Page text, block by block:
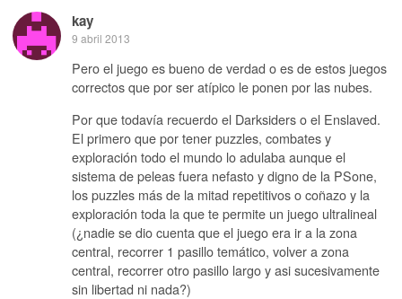
kay
9 abril 2013
Pero el juego es bueno de verdad o es de estos juegos
correctos que por ser atípico le ponen por las nubes.
Por que todavía recuerdo el Darksiders o el Enslaved.
El primero que por tener puzzles, combates y
exploración todo el mundo lo adulaba aunque el
sistema de peleas fuera nefasto y digno de la PSone,
los puzzles más de la mitad repetitivos o coñazo y la
exploración toda la que te permite un juego ultralineal
(¿nadie se dio cuenta que el juego era ir a la zona
central, recorrer 1 pasillo temático, volver a zona
central, recorrer otro pasillo largo y asi sucesivamente
sin libertad ni nada?)